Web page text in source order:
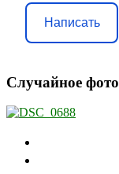
Написать
Случайное фото